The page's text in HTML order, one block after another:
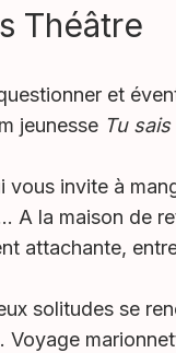
Théâtre
et
jeunesse Tu
vous invite à
la maison de
attachante,
solitudes se